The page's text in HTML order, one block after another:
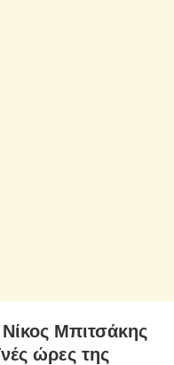
Μπιτσάκης
ώρες της